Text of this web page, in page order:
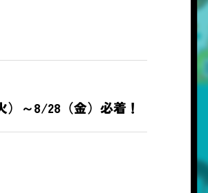
～8/28（金）必着！